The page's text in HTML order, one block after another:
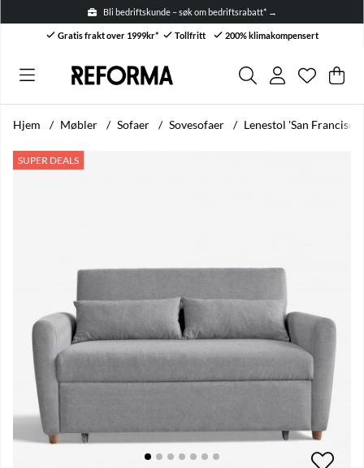
Bli bedriftskunde – søk om bedriftsrabatt* →
Gratis frakt over 1999kr* Tollfritt 200% klimakompensert
Antall i
. .
Hjem Møbler Sofaer Sovesofaer Lenestol 'San
SUPER DEALS
Produktbilder Lenestol 'San Francisco' - Grå